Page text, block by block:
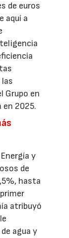
de euros
aquí a
Grupo en
en 2025.
y
de
hasta
atribuyó
agua y